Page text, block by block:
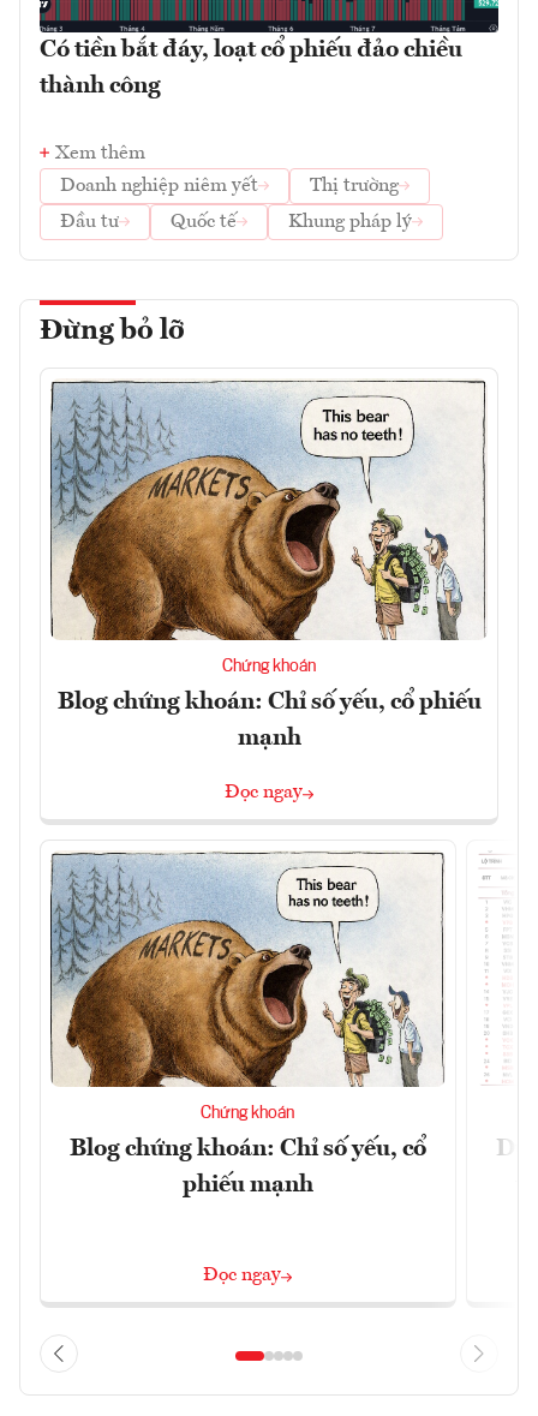
Có tiền bắt đáy, loạt cổ phiếu đảo chiều
thành công
Xem thêm
Doanh nghiệp niêm yết
Thị trường
Đầu tư
Quốc tế Khung pháp lý
Đừng bỏ lỡ
Chứng khoán
Blog chứng khoán: Chỉ số yếu, cổ phiếu
mạnh
Đọc ngay
Chứng khoán
Blog chứng khoán: Chỉ số yếu, cổ
phiếu mạnh
Đọc ngay
Dự